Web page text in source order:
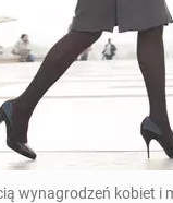
wynagrodzeń kobiet i